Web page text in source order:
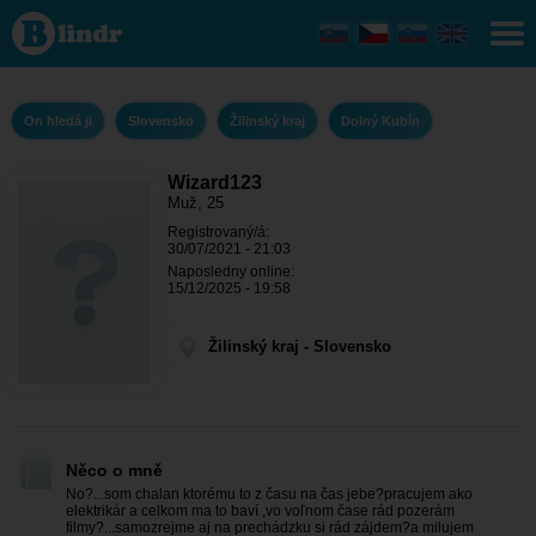
Wizard123
- On
hledá ji
Žilinský
Dolný
Kubín
On hledá ji Slovensko Žilinský kraj Dolný Kubín
Wizard123
Muž, 25
Registrovaný/á:
30/07/2021 - 21:03
Naposledny online:
15/12/2025 - 19:58
Žilinský kraj - Slovensko
Něco o mně
No?...som chalan ktorému to z času na čas jebe?pracujem ako
elektrikár a celkom ma to baví ,vo voľnom čase rád pozerám
filmy?...samozrejme aj na prechádzku si rád zájdem?a milujem